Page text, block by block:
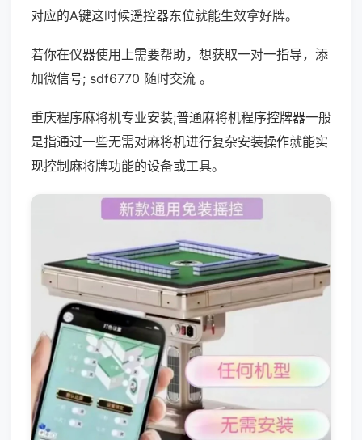
对应的A键这时候遥控器东位就能生效拿好牌。
若你在仪器使用上需要帮助，想获取一对一指导，添
加微信号; sdf6770 随时交流 。
重庆程序麻将机专业安装;普通麻将机程序控牌器一般
是指通过一些无需对麻将机进行复杂安装操作就能实
现控制麻将牌功能的设备或工具。